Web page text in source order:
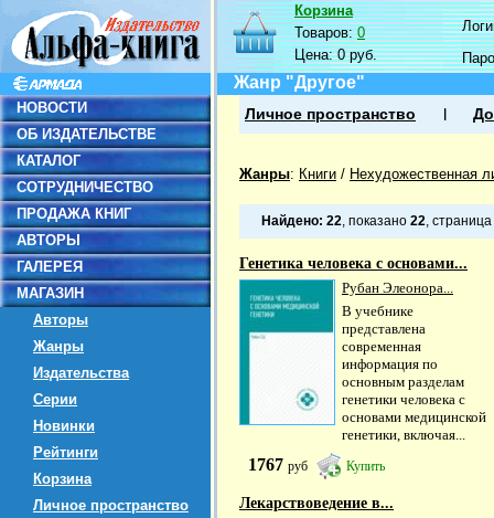
НОВОСТИ
ОБ ИЗДАТЕЛЬСТВЕ
КАТАЛОГ
СОТРУДНИЧЕСТВО
ПРОДАЖА КНИГ
АВТОРЫ
ГАЛЕРЕЯ
МАГАЗИН
Авторы
Жанры
Издательства
Серии
Новинки
Рейтинги
Корзина
Личное пространство
Корзина
Товаров:0
Цена:0 руб.
Жанр "Другое"
Личное пространство
Жанры: Книги / Нехудожественная
Найдено: 22, показано 22, страница
Генетика человека с основами...
Рубан Элеонора...
В учебнике
представлена
современная
информация по
основным разделам
генетики человека с
основами медицинской
генетики, включая...
1767 руб Купить
Лекарствоведение в...